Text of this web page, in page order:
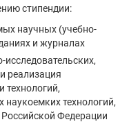
стипендии:
научных (учебно-
и журналах
реализация
технологий,
технологий,
Федерации